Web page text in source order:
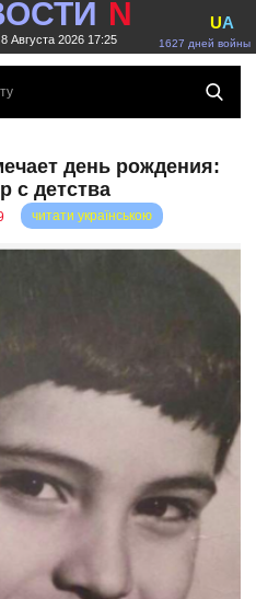
N
Августа 2026 17:25 1627 дней войны
UA
день рождения:
с детства
читати українською